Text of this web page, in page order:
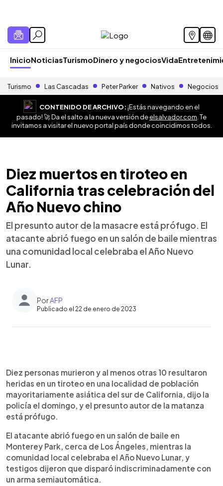
InicioNoticiasTurismoDinero y negociosVida
Turismo Las Cascadas Peter Parker Nativos Negocios
CONTENIDO DE ARCHIVO:¡Estás navegando en el
pasado! 🚀 Da el salto a la nueva versión deelsalvador.com . Te
invitamos a visitar el nuevo portal país donde coincidimos todos.
Diez muertos en tiroteo en
California tras celebración del
Año Nuevo chino
El presunto autor de la masacre está prófugo. El
atacante abrió fuego en un salón de baile mientras
una comunidad local celebraba el Año Nuevo
Lunar.
PorAFP
Publicado el 22 de enero de 2023
Escuchar artículo
Diez personas murieron y al menos otras 10 resultaron
heridas en un tiroteo en una localidad de población
mayoritariamente asiática del sur de California, dijo la
policía el domingo, y el presunto autor de la matanza
está prófugo.
El atacante abrió fuego en un salón de baile en
Monterey Park, cerca de Los Ángeles, mientras la
comunidad local celebraba el Año Nuevo Lunar, y
testigos dijeron que disparó indiscriminadamente con
un arma semiautomática.